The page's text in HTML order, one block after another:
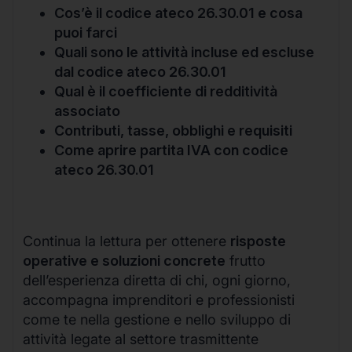
Cos’è il codice ateco 26.30.01 e cosa
puoi farci
Quali sono le attività incluse ed escluse
dal codice ateco 26.30.01
Qual è il coefficiente di redditività
associato
Contributi, tasse, obblighi e requisiti
Come aprire partita IVA con codice
ateco 26.30.01
Continua la lettura per ottenere risposte
operative e soluzioni concrete frutto
dell’esperienza diretta di chi, ogni giorno,
accompagna imprenditori e professionisti
come te nella gestione e nello sviluppo di
attività legate al settore trasmittente